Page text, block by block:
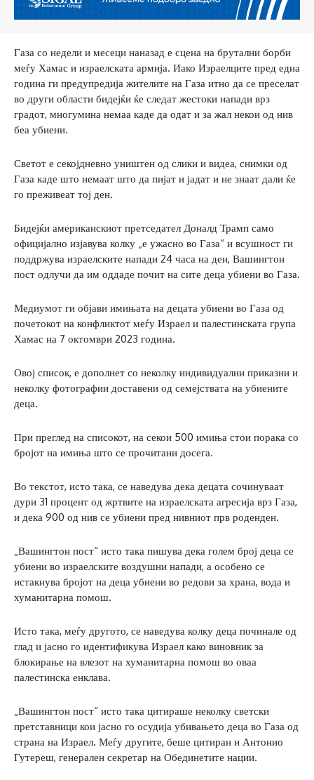
Газа со недели и месеци наназад е сцена на брутални борби
меѓу Хамас и израелската армија. Иако Израелците пред една
година ги предупредија жителите на Газа итно да се преселат
во други области бидејќи ќе следат жестоки напади врз
градот, многумина немаа каде да одат и за жал некои од нив
беа убиени.
Светот е секојдневно уништен од слики и видеа, снимки од
Газа каде што немаат што да пијат и јадат и не знаат дали ќе
го преживеат тој ден.
Бидејќи американскиот претседател Доналд Трамп само
официјално изјавува колку „е ужасно во Газа“ и всушност ги
поддржува израелските напади 24 часа на ден, Вашингтон
пост одлучи да им оддаде почит на сите деца убиени во Газа.
Медиумот ги објави имињата на децата убиени во Газа од
почетокот на конфликтот меѓу Израел и палестинската група
Хамас на 7 октомври 2023 година.
Овој список, е дополнет со неколку индивидуални приказни и
неколку фотографии доставени од семејствата на убиените
деца.
При преглед на списокот, на секои 500 имиња стои порака со
бројот на имиња што се прочитани досега.
Во текстот, исто така, се наведува дека децата сочинуваат
дури 31 процент од жртвите на израелската агресија врз Газа,
и дека 900 од нив се убиени пред нивниот прв роденден.
„Вашингтон пост“ исто така пишува дека голем број деца се
убиени во израелските воздушни напади, а особено се
истакнува бројот на деца убиени во редови за храна, вода и
хуманитарна помош.
Исто така, меѓу другото, се наведува колку деца починале од
глад и јасно го идентификува Израел како виновник за
блокирање на влезот на хуманитарна помош во оваа
палестинска енклава.
„Вашингтон пост“ исто така цитираше неколку светски
претставници кои јасно го осудија убивањето деца во Газа од
страна на Израел. Меѓу другите, беше цитиран и Антонио
Гутереш, генерален секретар на Обединетите нации.